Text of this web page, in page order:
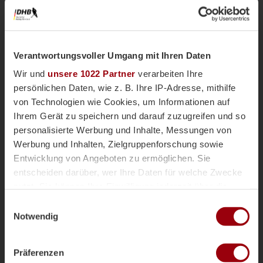
Verantwortungsvoller Umgang mit Ihren Daten
Wir und unsere 1022 Partner verarbeiten Ihre
persönlichen Daten, wie z. B. Ihre IP-Adresse, mithilfe
von Technologien wie Cookies, um Informationen auf
Ihrem Gerät zu speichern und darauf zuzugreifen und so
personalisierte Werbung und Inhalte, Messungen von
Werbung und Inhalten, Zielgruppenforschung sowie
Entwicklung von Angeboten zu ermöglichen. Sie
entscheiden darüber, wer Ihre Daten für welche Zwecke
Trigger Symbol ändern oder widerrufen
Informationen über Ihre geografische Lage erfassen,
Notwendig
Präferenzen
24
6' Kurze Ecke - Vergeben
6' Kurze Ecke
6' Kurze Ecke - Vergeben
5' Kurze Ecke
3'
3' Kurze Ecke